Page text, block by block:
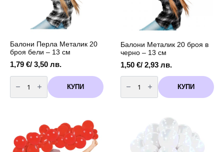
Балони Перла Металик 20
броя бели – 13 см
1,79 €/ 3,50 лв.
количество
за
Балони
Перла
13
см
КУПИ
Балони Металик 20 броя в
черно – 13 см
1,50 €/ 2,93 лв.
количество
за
Балони
Металик
КУПИ